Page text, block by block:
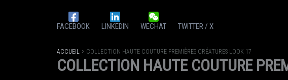
FACEBOOK LINKEDIN WECHAT TWITTER / X
ACCUEIL COLLECTION HAUTE COUTURE PREMIÈRES CRÉATURES LOOK 17
COLLECTION HAUTE COUTURE